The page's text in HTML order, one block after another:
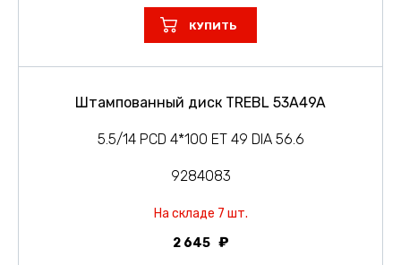
КУПИТЬ
Штампованный диск TREBL 53A49A
5.5/14 PCD 4*100 ET 49 DIA 56.6
9284083
На складе 7 шт.
2 645